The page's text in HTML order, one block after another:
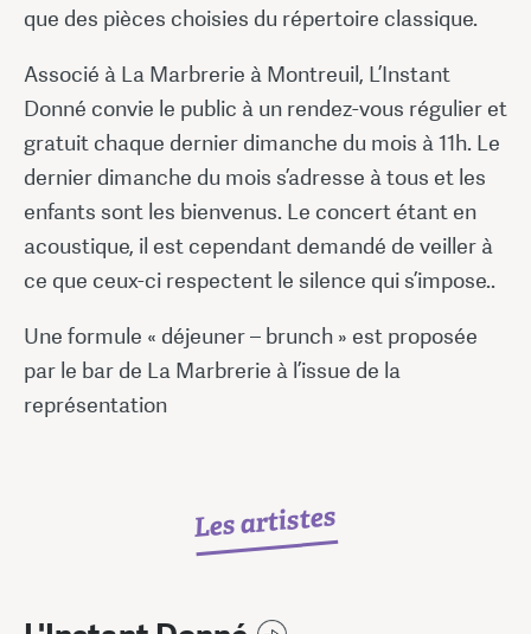
que des pièces choisies du répertoire classique.
Associé à La Marbrerie à Montreuil, L’Instant
Donné convie le public à un rendez-vous régulier et
gratuit chaque dernier dimanche du mois à 11h. Le
dernier dimanche du mois s’adresse à tous et les
enfants sont les bienvenus. Le concert étant en
acoustique, il est cependant demandé de veiller à
ce que ceux-ci respectent le silence qui s’impose..
Une formule « déjeuner – brunch » est proposée
par le bar de La Marbrerie à l’issue de la
représentation
Les artistes